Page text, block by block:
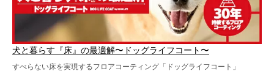
犬と暮らす『床』の最適解〜ドッグライフコート〜
すべらない床を実現するフロアコーティング「ドッグライフコート」